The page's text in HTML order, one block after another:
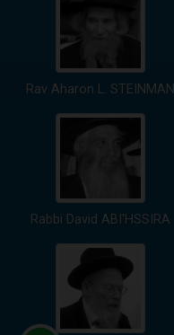
Rav Aharon L. STEINMAN
Rabbi David ABI'HSSIRA